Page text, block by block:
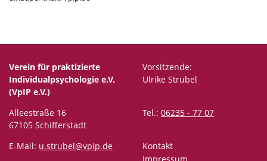
Verein für praktizierte
Individualpsychologie e.V.
(VpIP e.V.)
Vorsitzende:
Ulrike Strubel
Alleestraße 16
67105 Schifferstadt
Tel.: 06235 - 77 07
E-Mail: u.strubel@vpip.de
Kontakt